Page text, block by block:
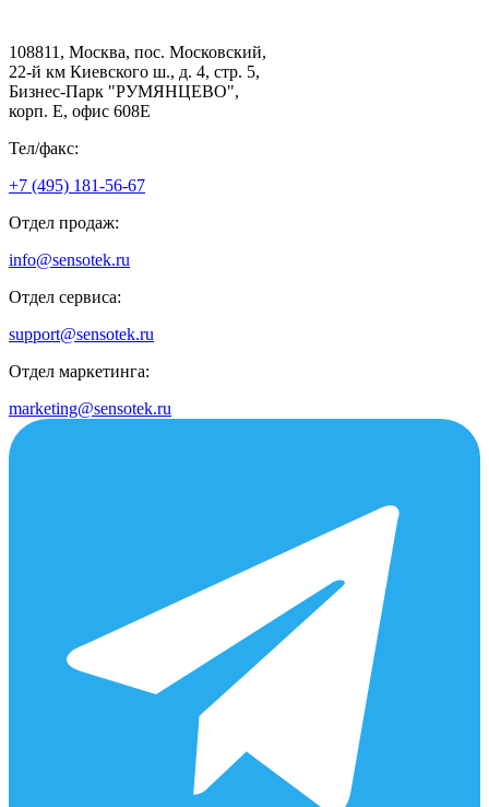
108811, Москва, пос. Московский,
22-й км Киевского ш., д. 4, стр. 5,
Бизнес-Парк "РУМЯНЦЕВО",
корп. Е, офис 608E
Тел/факс:
+7 (495) 181-56-67
Отдел продаж:
info@sensotek.ru
Отдел сервиса:
support@sensotek.ru
Отдел маркетинга:
marketing@sensotek.ru